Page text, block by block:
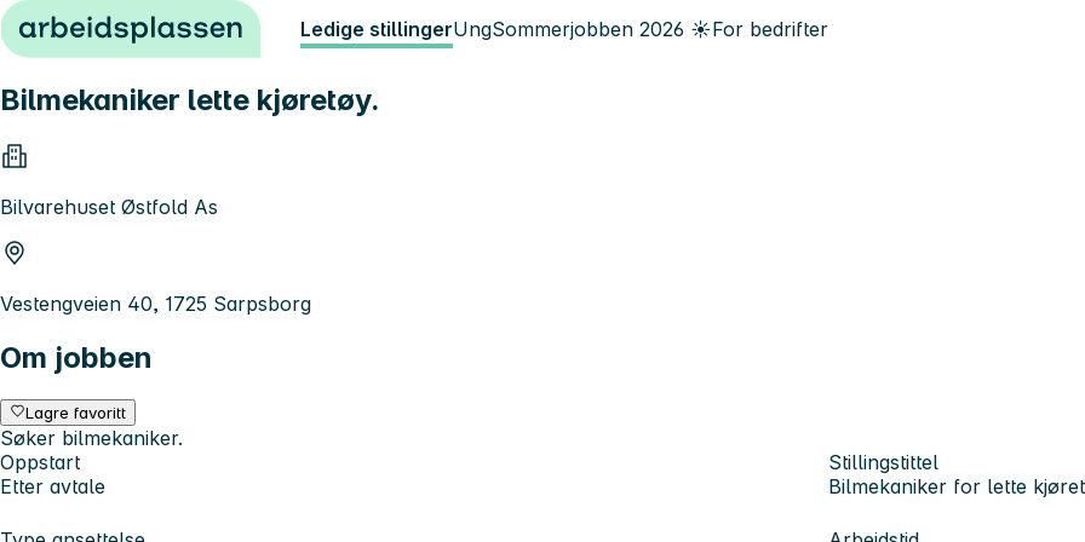
Hopp til innhold Ledige stillingerUngSommerjobben 2026 ☀️For bedrifter
Bilmekaniker lette kjøretøy.
Bilvarehuset Østfold As
Vestengveien 40, 1725 Sarpsborg
Om jobben
Lagre favoritt
Søker bilmekaniker.
Oppstart
Etter avtale
Stillingstittel
Bilmekaniker for lette